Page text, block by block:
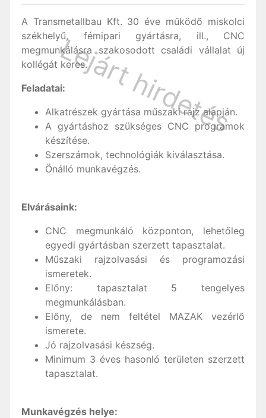
A Transmetallbau Kft. 30 éve működő miskolci
székhelyű, fémipari gyártásra, ill., CNC
megmunkálásra szakosodott családi vállalat új
kollégát keres.
Feladatai:
Alkatrészek gyártása műszaki rajz alapján.
A gyártáshoz szükséges CNC programok
készítése.
Szerszámok, technológiák kiválasztása.
Önálló munkavégzés.
Elvárásaink:
CNC megmunkáló központon, lehetőleg
egyedi gyártásban szerzett tapasztalat.
Műszaki rajzolvasási és programozási
ismeretek.
Előny: tapasztalat 5 tengelyes
megmunkálásban.
Előny, de nem feltétel MAZAK vezérlő
ismerete.
Jó rajzolvasási készség.
Minimum 3 éves hasonló területen szerzett
tapasztalat.
Munkavégzés helye: